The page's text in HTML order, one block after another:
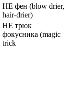
НЕ фен (blow drier,
hair-drier)
НЕ трюк
фокусника (magic
trick